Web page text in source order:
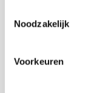
Noodzakelijk
Voorkeuren
Er zijn nog geen
Enkel ingelogde